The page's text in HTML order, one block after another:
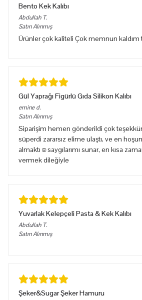
Bento Kek Kalıbı
Abdullah T.
Satın Alınmış
Ürünler çok kaliteli Çok memnun
Gül Yaprağı Figürlü Gıda Silikon Kalıbı
emine d.
Satın Alınmış
Siparişim hemen gönderildi çok
süperdi zararsız elime ulaştı, ve en
almaktı☺️saygılarımı sunar, en kısa
vermek dileğiyle
Yuvarlak Kelepçeli Pasta & Kek Kalıbı
Abdullah T.
Satın Alınmış
Şeker&Sugar Şeker Hamuru